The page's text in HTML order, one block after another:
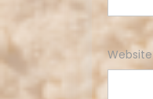
Website